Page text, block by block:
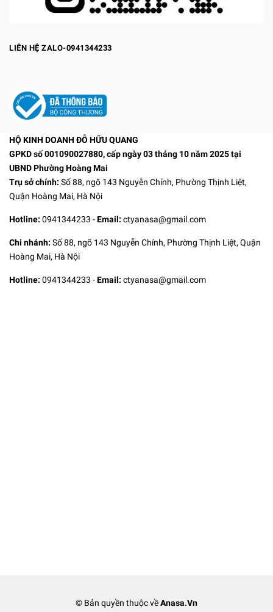
LIÊN HỆ ZALO-0941344233
HỘ KINH DOANH ĐỖ HỮU QUANG
GPKD số 001090027880, cấp ngày 03 tháng 10 năm 2025 tại
UBND Phường Hoàng Mai
Trụ sở chính: Số 88, ngõ 143 Nguyễn Chính, Phường Thịnh Liệt,
Quận Hoàng Mai, Hà Nội
Hotline: 0941344233 -Email: ctyanasa@gmail.com
Chi nhánh: Số 88, ngõ 143 Nguyễn Chính, Phường Thịnh Liệt, Quận
Hoàng Mai, Hà Nội
Hotline: 0941344233 -Email: ctyanasa@gmail.com
© Bản quyền thuộc vềAnasa.Vn